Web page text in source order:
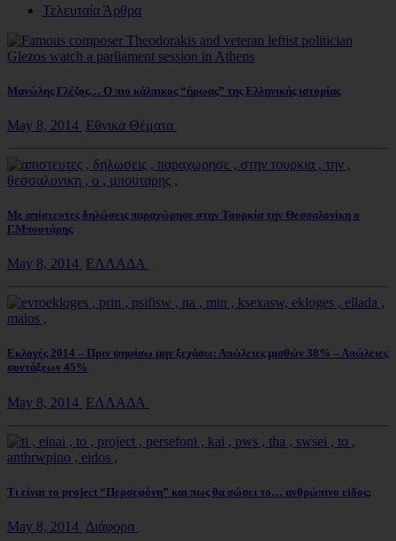
Τελευταία Άρθρα
Μανώλης Γλέζος… Ο πιο κάλπικος “ήρωας” της Ελληνικής ιστορίας
May 8, 2014 Εθνικα Θέματα
Με απίστευτες δηλώσεις παραχώρησε στην Τουρκία την Θεσσαλονίκη ο
Γ.Μπουτάρης
May 8, 2014 ΕΛΛΑΔΑ
Εκλογές 2014 – Πριν ψηφίσω μην ξεχάσω: Απώλειες μισθών 38% – Απώλειες
συντάξεων 45%
May 8, 2014 ΕΛΛΑΔΑ
Τι είναι το project “Περσεφόνη” και πως θα σώσει το… ανθρώπινο είδος;
May 8, 2014 Διάφορα